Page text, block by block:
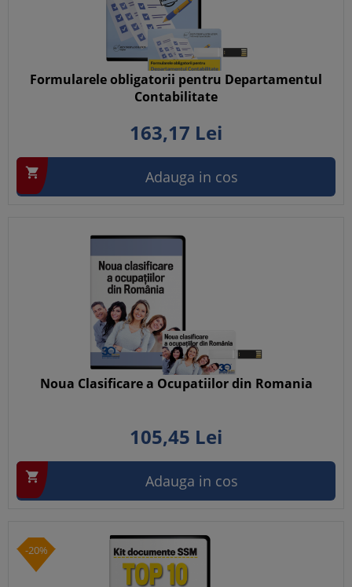
Formularele obligatorii pentru Departamentul
Contabilitate
163,17 Lei
 Adauga in cos
Noua Clasificare a Ocupatiilor din Romania
105,45 Lei
 Adauga in cos
-20%